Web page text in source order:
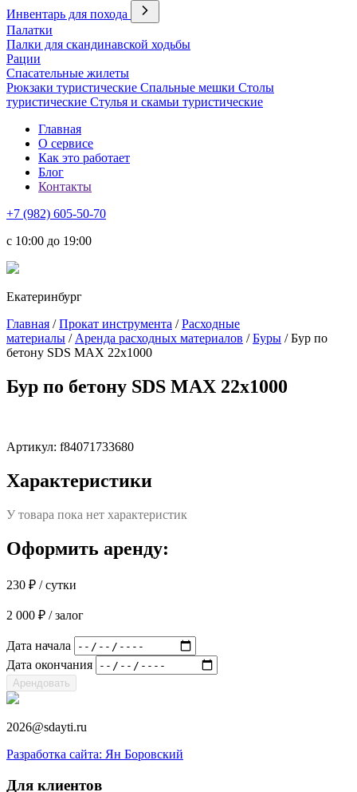
Инвентарь для похода
Палатки
Палки для скандинавской ходьбы
Рации
Спасательные жилеты
Рюкзаки туристические Спальные мешки Столы
туристические Стулья и скамьи туристические
Главная
О сервисе
Как это работает
Блог
Контакты
+7 (982) 605-50-70
c 10:00 до 19:00
Екатеринбург
Главная /Прокат инструмента /Расходные
материалы / Аренда расходных материалов /Буры / Бур по
бетону SDS MAX 22х1000
Бур по бетону SDS MAX 22х1000
Артикул: f84071733680
Характеристики
У товара пока нет характеристик
Оформить аренду:
230 ₽ / сутки
2 000 ₽ / залог
Дата начала
Дата окончания
Арендовать
2026@sdayti.ru
Разработка сайта: Ян Боровский
Для клиентов